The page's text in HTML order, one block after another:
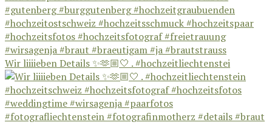
Wir liiiieben Details ✨🫶🏼🤍 . #hochzeitliechtenstei